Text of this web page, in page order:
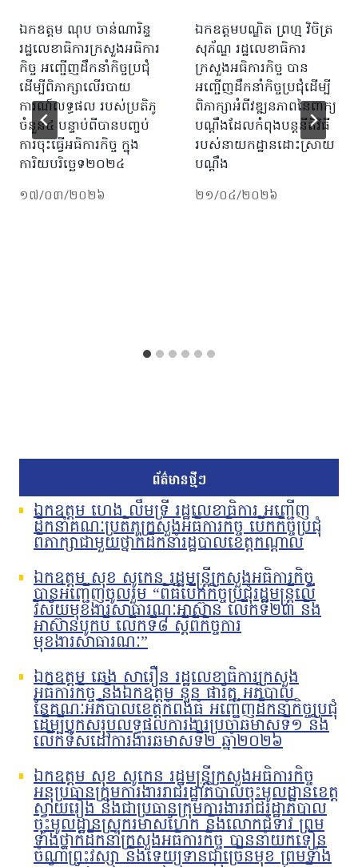
ឯកឧត្តម ណុប ចាន់ណារិន្ទ
រដ្ឋលេខាធិការក្រសួងអធិការ
កិច្ច អញ្ជើញដឹកនាំកិច្ចប្រជុំ
ដើម្បីពិភាក្សាលើរបាយ
ការណ៍លទ្ធផល របស់ប្រតិភូ
ចំនួន៤ បន្ទាប់ពីបានបញ្ចប់
ការចុះធ្វើអធិការកិច្ច ក្នុង
ការិយបរិច្ឆេទ២០២៤
១៧/០៣/២០២៦
ឯកឧត្តមបណ្ឌិត ព្រហ្ម វិចិត្រ
សុភ័ណ្ឌ រដ្ឋលេខាធិការ
ក្រសួងអធិការកិច្ច បាន
អញ្ជើញដឹកនាំកិច្ចប្រជុំដើម្បី
ពិភាក្សាអំពីវឌ្ឍនភាពនៃពាក្យ
បណ្ដឹងដែលកំពុងបន្តនីតិវិធី
របស់នាយកដ្ឋានដោះស្រាយ
បណ្ដឹង
២១/០៤/២០២៦
ព័ត៌មានថ្មីៗ
ឯកឧត្តម ហេង លឹមទ្រី រដ្ឋលេខាធិការ អញ្ជើញ
ដឹកនាំគណៈប្រតិភូក្រសួងអធិការកិច្ច បើកកិច្ចប្រជុំ
ពិភាក្សាជាមួយថ្នាក់ដឹកនាំរដ្ឋបាលខេត្តកណ្តាល
ឯកឧត្តម សុខ សូកេន រដ្ឋមន្រ្តីក្រសួងអធិការកិច្ច
បានអញ្ជើញចូលរួម “ពិធីបើកកិច្ចប្រជុំរដ្ឋមន្ត្រីលើ
វិស័យមុខងារសាធារណៈអាស៊ាន លើកទី២៣ និង
អាស៊ានបូកបី លើកទី៨ ស្តីពីកិច្ចការ
មុខងារសាធារណៈ”
ឯកឧត្តម ឆេង សារឿន រដ្ឋលេខាធិការក្រសួង
អធិការកិច្ច និងឯកឧត្តម នួន ផារ័ត្ន អភិបាល
នៃគណៈអភិបាលខេត្តកំពង់ធំ អញ្ជើញដឹកនាំកិច្ចប្រជុំ
ដើម្បីបូកសរុបលទ្ធផលការងារប្រចាំឆមាសទី១ និង
លើកទិសដៅការងារឆមាសទី២ ឆ្នាំ២០២៦
ឯកឧត្តម សុខ សូកេន រដ្ឋមន្រ្តីក្រសួងអធិការកិច្ច
អនុប្រធានក្រុមការងាររាជរដ្ឋាភិបាលចុះមូលដ្ឋានខេត្ត
ស្វាយរៀង និងជាប្រធានក្រុមការងាររាជរដ្ឋាភិបាល
ចុះមូលដ្ឋានស្រុករមាសហែក និងលោកជំទាវ ព្រម
ទាំងថ្នាក់ដឹកនាំក្រសួងអធិការកិច្ច បាននាំយកទៀន
ចំណាំព្រះវស្សា និងទេយ្យទានជាច្រើនមុខ ព្រមទាំង